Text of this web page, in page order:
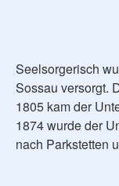
Seelsorgerisch
Sossau versorgt.
1805 kam der
1874 wurde der
nach Parkstetten